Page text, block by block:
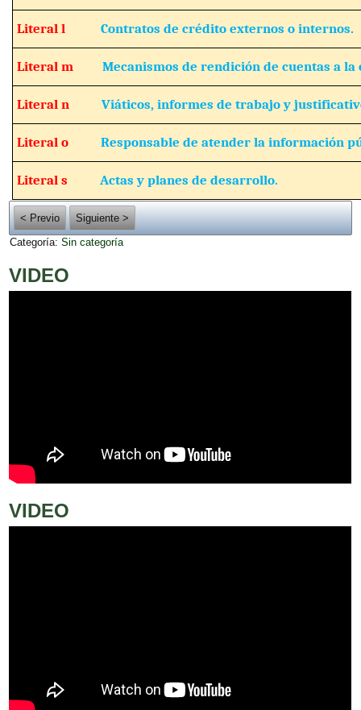
Literal l Contratos de crédito externos o internos.
Literal m Mecanismos de rendición de cuentas a la
Literal n Viáticos, informes de trabajo y
Literal o Responsable de atender la información
Literal s Actas y planes de desarrollo.
< Previo
Siguiente >
Categoría:Sin categoría
VIDEO
VIDEO